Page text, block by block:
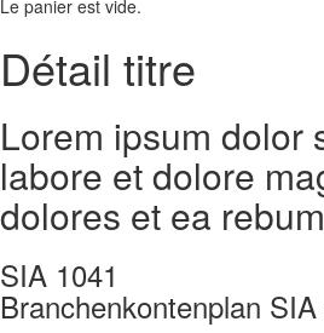
Le panier est vide.
Détail titre
Lorem ipsum dolor
labore et dolore
dolores et ea
SIA 1041
Branchenkontenplan